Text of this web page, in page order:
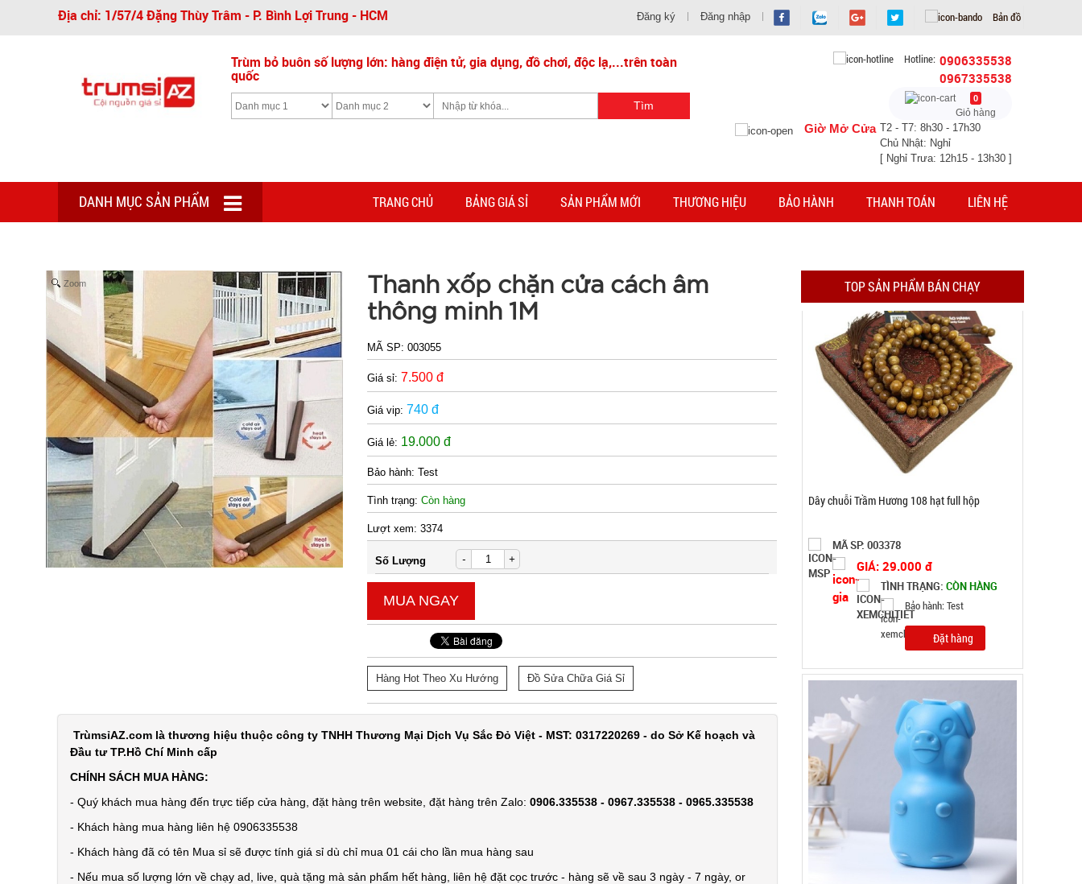
Địa chỉ: 1/57/4 Đặng Thùy Trâm - P. Bình Lợi Trung - HCM Bản đồ
Đăng ký Đăng nhập
Trùm bỏ buôn số lượng lớn: hàng điện tử, gia dụng, đồ chơi, độc lạ,...trên toàn
quốc
Hotline: 0906335538
0967335538
0
Giỏ hàng
Giờ Mở Cửa T2 - T7: 8h30 - 17h30
Chủ Nhật: Nghỉ
[ Nghỉ Trưa: 12h15 - 13h30 ]
DANH MỤC SẢN PHẨM TRANG CHỦ BẢNG GIÁ SỈ SẢN PHẨM MỚI THƯƠNG HIỆU BẢO HÀNH THANH TOÁN LIÊN HỆ
Zoom
Thanh xốp chặn cửa cách âm
thông minh 1M
MÃ SP:003055
Giá sỉ: 7.500 đ
Giá vip: 740 đ
Giá lẻ: 19.000 đ
Bảo hành:Test
Tình trạng:Còn hàng
Lượt xem:3374
Số Lượng - +
MUA NGAY
Hàng Hot Theo Xu Hướng Đồ Sửa Chữa Giá Sỉ
TrùmsỉAZ.com là thương hiệu thuộc công ty TNHH Thương Mại Dịch Vụ Sắc Đỏ Việt - MST: 0317220269 - do Sở Kế hoạch và
Đầu tư TP.Hồ Chí Minh cấp
CHÍNH SÁCH MUA HÀNG:
- Quý khách mua hàng đến trực tiếp cửa hàng, đặt hàng trên website, đặt hàng trên Zalo: 0906.335538 - 0967.335538 - 0965.335538
- Khách hàng mua hàng liên hệ 0906335538
- Khách hàng đã có tên Mua sỉ sẽ được tính giá sỉ dù chỉ mua 01 cái cho lần mua hàng sau
- Nếu mua số lượng lớn về chạy ad, live, quà tặng mà sản phẩm hết hàng, liên hệ đặt cọc trước - hàng sẽ về sau 3 ngày - 7 ngày, or
TOP SẢN PHẨM BÁN CHẠY
Dây chuỗi Trầm Hương 108 hạt full hộp
MÃ SP: 003378
GIÁ: 29.000 đ
TÌNH TRẠNG:CÒN HÀNG
Bảo hành: Test
GIÁ: 6.500 đ
TÌNH TRẠNG:
Bảo hành: Test
Đặt hàng